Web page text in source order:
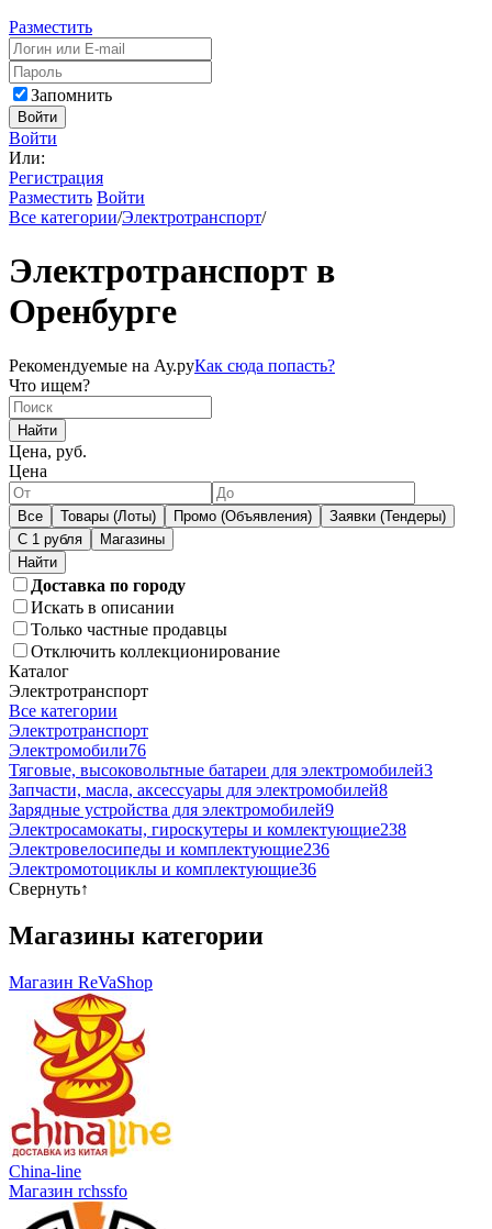
Разместить
Запомнить
Войти
Войти
Или:
Регистрация
Разместить Войти
Все категории/Электротранспорт/
Электротранспорт в
Оренбурге
Рекомендуемые на Ау.руКак сюда попасть?
Что ищем?
Найти
Цена, руб.
Цена
Все Товары (Лоты) Промо (Объявления)
Заявки (Тендеры)
С 1 рубля
Магазины
Доставка по городу
Искать в описании
Только частные продавцы
Отключить коллекционирование
Каталог
Электротранспорт
Все категории
Электротранспорт
Электромобили76
Тяговые, высоковольтные батареи для электромобилей3
Запчасти, масла, аксессуары для электромобилей8
Зарядные устройства для электромобилей9
Электросамокаты, гироскутеры и комлектующие238
Электровелосипеды и комплектующие236
Электромотоциклы и комплектующие36
Свернуть↑
Магазины категории
Магазин ReVaShop
China-line
Магазин rchssfo